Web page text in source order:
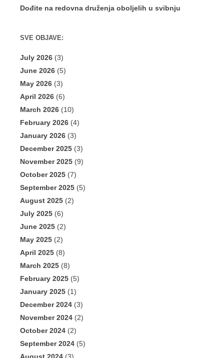
Dođite na redovna druženja oboljelih u svibnju
SVE OBJAVE:
July 2026 (3)
June 2026 (5)
May 2026 (3)
April 2026 (6)
March 2026 (10)
February 2026 (4)
January 2026 (3)
December 2025 (3)
November 2025 (9)
October 2025 (7)
September 2025 (5)
August 2025 (2)
July 2025 (6)
June 2025 (2)
May 2025 (2)
April 2025 (8)
March 2025 (8)
February 2025 (5)
January 2025 (1)
December 2024 (3)
November 2024 (2)
October 2024 (2)
September 2024 (5)